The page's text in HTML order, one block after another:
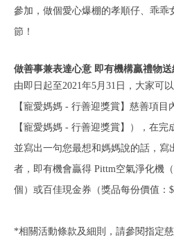
參加，做個愛心爆棚的孝順仔、乖乖
節！
做善事兼表達心意 即有機構贏禮物
由即日起至2021年5月31日，大家可
【寵愛媽媽 - 行善迎獎賞】慈善項
【寵愛媽媽 - 行善迎獎賞】），在
並寫出一句您最想和媽媽說的話，寫
者，即有機會贏得 Pittm空氣淨化機
個）或百佳現金券（獎品每份價值：
*相關活動條款及細則，請參閱指定